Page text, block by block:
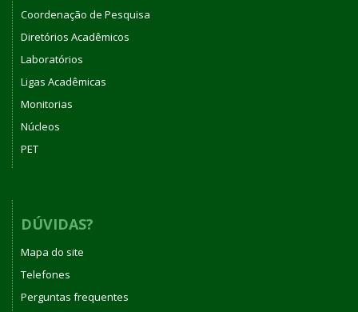
Coordenação de Pesquisa
Diretórios Acadêmicos
Laboratórios
Ligas Acadêmicas
Monitorias
Núcleos
PET
DÚVIDAS?
Mapa do site
Telefones
Perguntas frequentes